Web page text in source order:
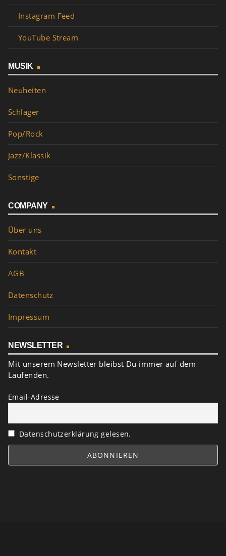
Instagram Feed
YouTube Stream
MUSIK
Neuheiten
Schlager
Pop/Rock
Jazz/Klassik
Sonstige
COMPANY
Über uns
Kontakt
AGB
Datenschutz
Impressum
NEWSLETTER
Mit unserem Newsletter bleibst Du immer auf dem
Laufenden.
Email-Adresse
Datenschutzerklärung gelesen.